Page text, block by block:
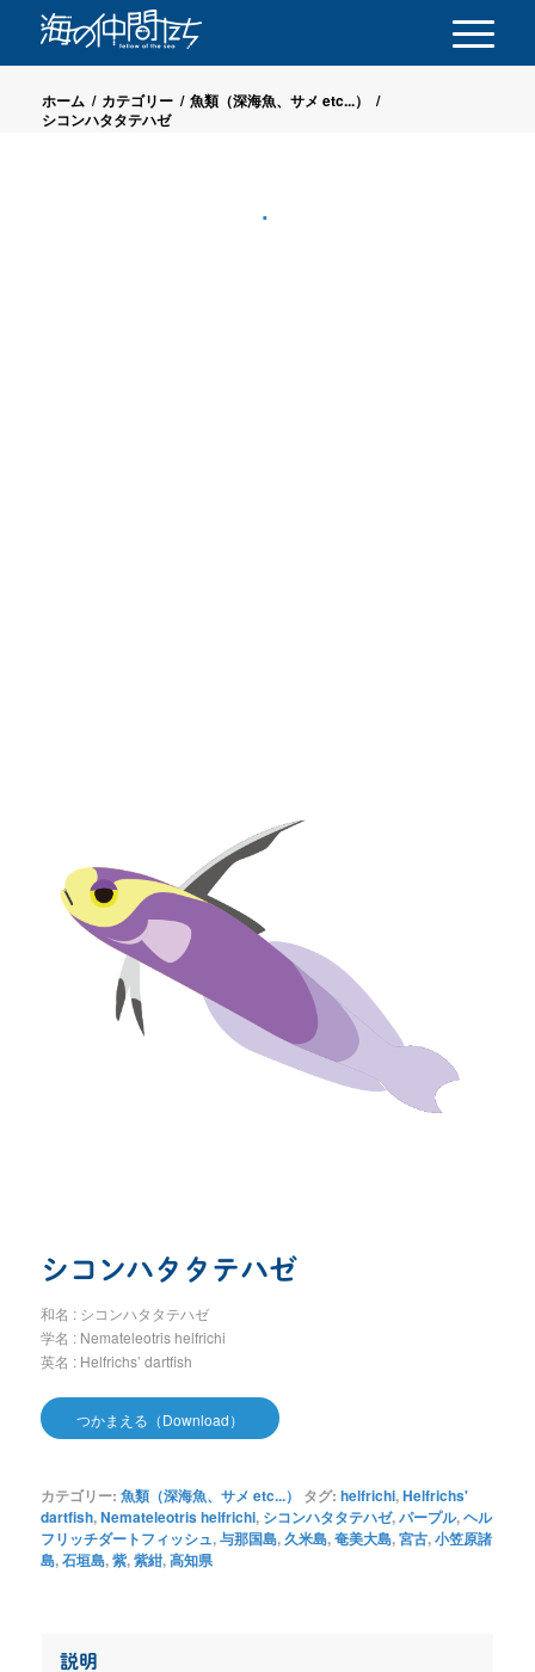
ホーム / カテゴリー / 魚類（深海魚、サメ etc...）
/
シコンハタタテハゼ
シコンハタタテハゼ
和名 : シコンハタタテハゼ
学名 : Nemateleotris helfrichi
英名 : Helfrichs’ dartfish
つかまえる（Download）
カテゴリー: 魚類（深海魚、サメ etc...） タグ: helfrichi,Helfrichs'
dartfish,Nemateleotris helfrichi, シコンハタタテハゼ,パープル,ヘル
フリッチダートフィッシュ,与那国島,久米島,奄美大島,宮古,小笠原諸
島,石垣島,紫,紫紺,高知県
説明